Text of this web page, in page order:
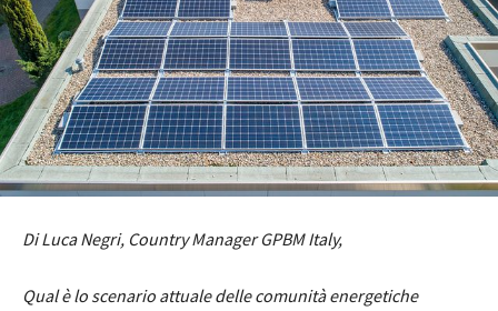
Di Luca Negri, Country Manager GPBM Italy,
Qual è lo scenario attuale delle comunità energetiche